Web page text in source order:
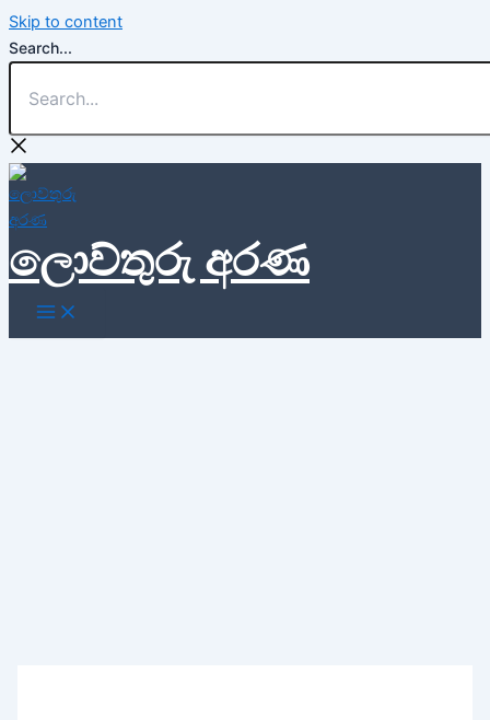
Skip to content
Search...
ලොව්තුරු අරණ